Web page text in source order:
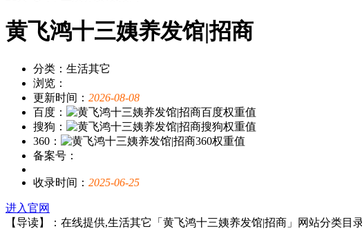
黄飞鸿十三姨养发馆|招商
分类：生活其它
浏览：
更新时间： 2026-08-08
百度：
搜狗：
360：
备案号：
收录时间： 2025-06-25
进入官网
【导读】：在线提供,生活其它「黄飞鸿十三姨养发馆|招商」网站分类